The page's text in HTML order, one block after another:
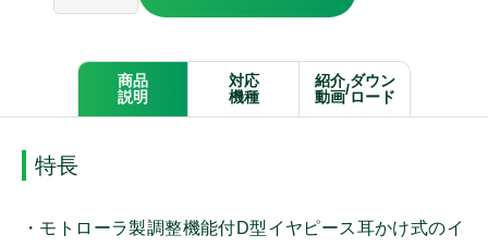
商品
説明
対応
機種
紹介
動画/ダウン
ロード
特長
・モトローラ製調整機能付D型イヤピース耳かけ式のイ
ケンウッド
パナソニック
オンザウェイ